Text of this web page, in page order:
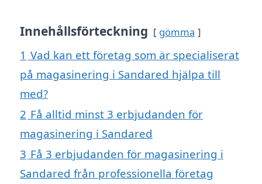
Innehållsförteckning gömma
1 Vad kan ett företag som är specialiserat
på magasinering i Sandared hjälpa till
med?
2 Få alltid minst 3 erbjudanden för
magasinering i Sandared
3 Få 3 erbjudanden för magasinering i
Sandared från professionella företag